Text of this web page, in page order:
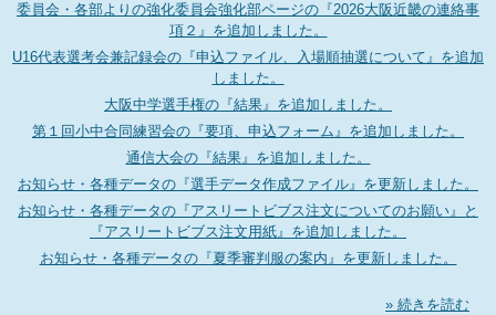
委員会・各部よりの強化委員会強化部ページの『2026大阪近畿の連絡事
項２』を追加しました。
U16代表選考会兼記録会の『申込ファイル、入場順抽選について』を追加
しました。
大阪中学選手権の『結果』を追加しました。
第１回小中合同練習会の『要項、申込フォーム』を追加しました。
通信大会の『結果』を追加しました。
お知らせ・各種データの『選手データ作成ファイル』を更新しました。
お知らせ・各種データの『アスリートビブス注文についてのお願い』と
『アスリートビブス注文用紙』を追加しました。
お知らせ・各種データの『夏季審判服の案内』を更新しました。
» 続きを読む